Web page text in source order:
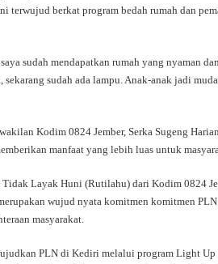
terwujud berkat program bedah rumah dan
sudah mendapatkan rumah yang nyaman
sekarang sudah ada lampu. Anak-anak jadi
Kodim 0824 Jember, Serka Sugeng
manfaat yang lebih luas untuk
Tidak Layak Huni (Rutilahu) dari Kodim 0824
wujud nyata komitmen komitmen
masyarakat.
PLN di Kediri melalui program Light Up